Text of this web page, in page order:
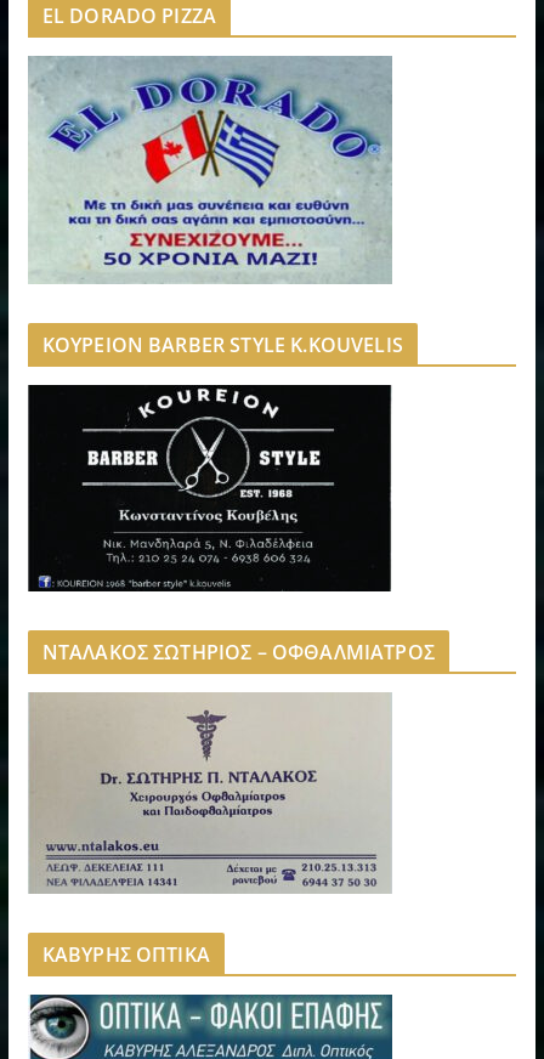
EL DORADO PIZZA
ΚΟΥΡΕΙΟΝ BARBER STYLE K.KOUVELIS
ΝΤΑΛΑΚΟΣ ΣΩΤΗΡΙΟΣ – ΟΦΘΑΛΜΙΑΤΡΟΣ
ΚΑΒΥΡΗΣ ΟΠΤΙΚΑ